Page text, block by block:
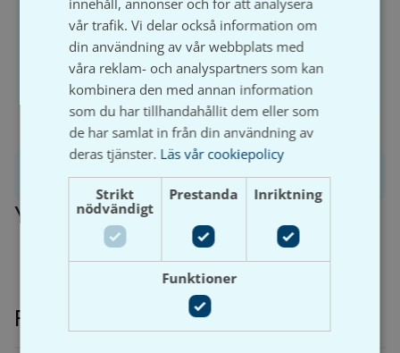
Logga in Bli kund
Produktinformation
Ytterligare information
Relaterade produkter
vår trafik. Vi delar också information om
din användning av vår webbplats med
våra reklam- och analyspartners som kan
kombinera den med annan information
som du har tillhandahållit dem eller som
de har samlat in från din användning av
deras tjänster. Läs vår cookiepolicy
Strikt
nödvändigt
Prestanda Inriktning
Funktioner